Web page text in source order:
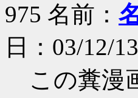
975 名前：
日：03/12/
この糞漫